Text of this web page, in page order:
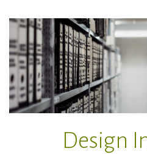
Zum
Inhalt
springen
Design